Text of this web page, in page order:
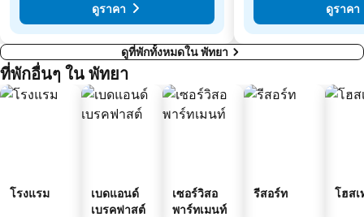
ดูราคา
ดูราคา
ดูที่พักทั้งหมดใน พัทยา
ที่พักอื่นๆ ใน พัทยา
โรงแรม
เบดแอนด์
เบรคฟาสต์
เซอร์วิสอ
พาร์ทเมนท์
รีสอร์ท โฮสเ